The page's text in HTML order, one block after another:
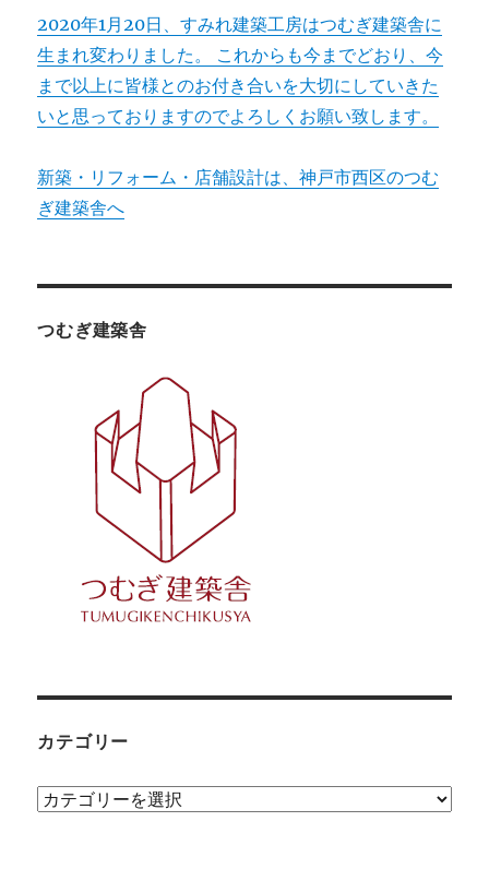
2020年1月20日、すみれ建築工房はつむぎ建築舎に
生まれ変わりました。 これからも今までどおり、今
まで以上に皆様とのお付き合いを大切にしていきた
いと思っておりますのでよろしくお願い致します。
新築・リフォーム・店舗設計は、神戸市西区のつむ
ぎ建築舎へ
つむぎ建築舎
カテゴリー
カ